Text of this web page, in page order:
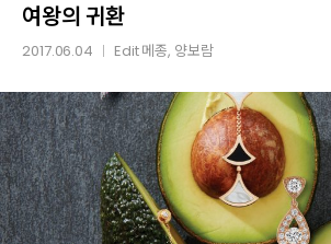
귀환
여왕의 귀환
2017.06.04 Edit메종, 양보람